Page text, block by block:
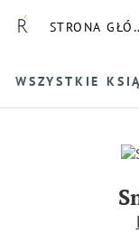
STRONA
WSZYSTKIE